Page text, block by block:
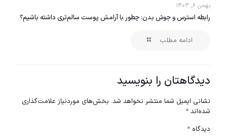
بهمن ۶, ۱۴۰۳
رابطه استرس و جوش بدن: چطور با آرامش پوست سالم‌تری داشته باشیم؟
ادامه مطلب
دیدگاهتان را بنویسید
نشانی ایمیل شما منتشر نخواهد شد. بخش‌های موردنیاز علامت‌گذاری
شده‌اند *
دیدگاه *